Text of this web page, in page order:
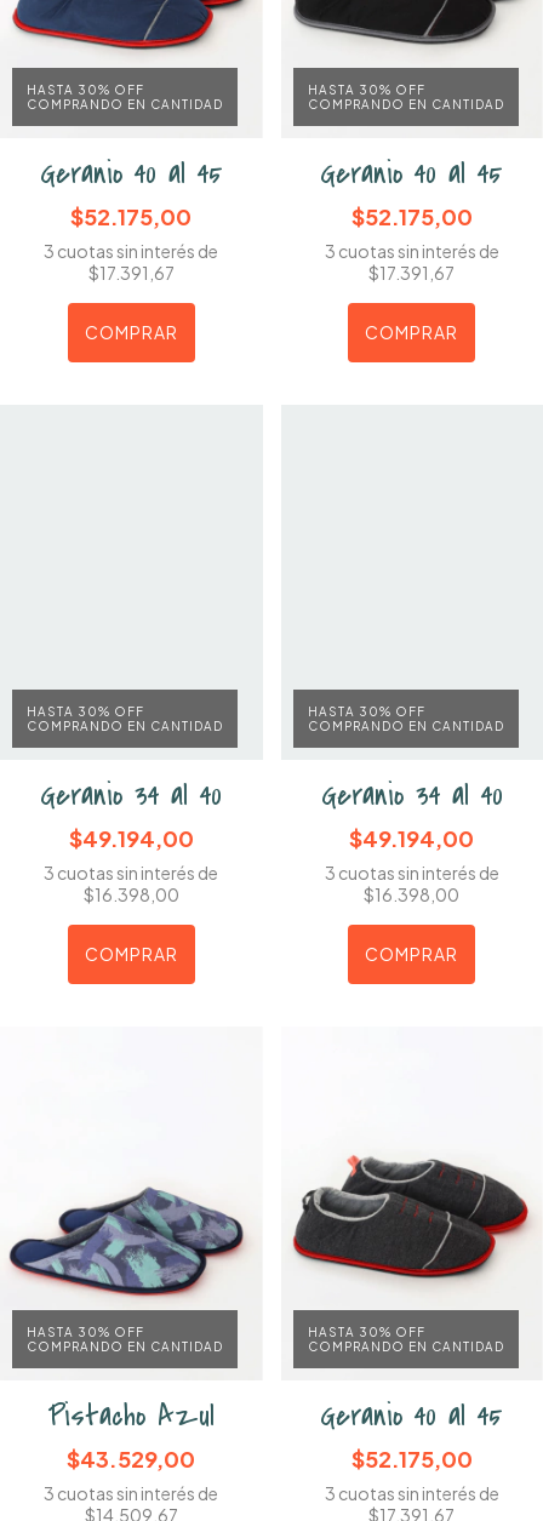
HASTA 30% OFF
COMPRANDO EN CANTIDAD
Geranio 40 al 45
$52.175,00
3 cuotas sin interés de
$17.391,67
COMPRAR
HASTA 30% OFF
COMPRANDO EN CANTIDAD
Geranio 40 al 45
$52.175,00
3 cuotas sin interés de
$17.391,67
COMPRAR
HASTA 30% OFF
COMPRANDO EN CANTIDAD
Geranio 34 al 40
$49.194,00
3 cuotas sin interés de
$16.398,00
COMPRAR
HASTA 30% OFF
COMPRANDO EN CANTIDAD
Geranio 34 al 40
$49.194,00
3 cuotas sin interés de
$16.398,00
COMPRAR
HASTA 30% OFF
COMPRANDO EN CANTIDAD
Pistacho Azul
$43.529,00
3 cuotas sin interés de
$14.509,67
HASTA 30% OFF
COMPRANDO EN CANTIDAD
Geranio 40 al 45
$52.175,00
3 cuotas sin interés de
$17.391,67